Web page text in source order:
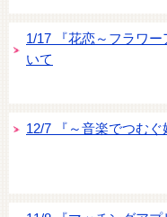
1/17 『花恋～フラワ
いて
12/7 『～音楽でつむ